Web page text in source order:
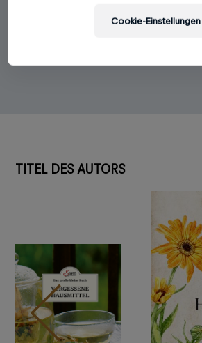
Angewandte Pflanzenheilkunde
TITEL DES AUTORS
Cookie-Einstellungen